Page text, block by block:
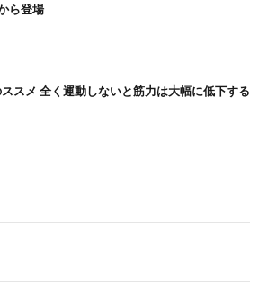
ら登場
スメ 全く運動しないと筋力は大幅に低下する